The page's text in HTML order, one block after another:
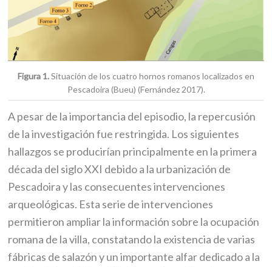
Figura 1.Situación de los cuatro hornos romanos localizados en
Pescadoira (Bueu) (Fernández 2017).
A pesar de la importancia del episodio, la repercusión
de la investigación fue restringida. Los siguientes
hallazgos se producirían principalmente en la primera
década del siglo XXI debido a la urbanización de
Pescadoira y las consecuentes intervenciones
arqueológicas. Esta serie de intervenciones
permitieron ampliar la información sobre la ocupación
romana de la villa, constatando la existencia de varias
fábricas de salazón y un importante alfar dedicado a la